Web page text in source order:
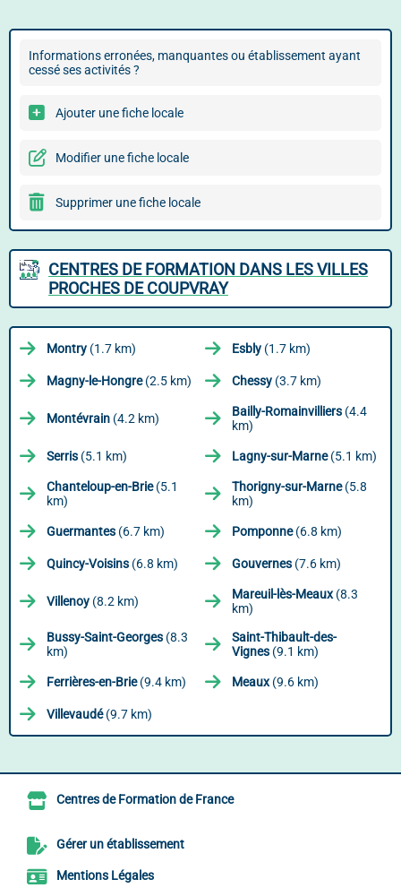
Informations erronées, manquantes ou établissement ayant
cessé ses activités ?
Ajouter une fiche locale
Modifier une fiche locale
Supprimer une fiche locale
CENTRES DE FORMATION DANS LES VILLES
PROCHES DE COUPVRAY
Montry (1.7 km) Esbly (1.7 km)
Magny-le-Hongre(2.5 km) Chessy (3.7 km)
Montévrain (4.2 km) Bailly-Romainvilliers (4.4
km)
Serris (5.1 km) Lagny-sur-Marne(5.1 km)
Chanteloup-en-Brie(5.1
km)
Thorigny-sur-Marne(5.8
km)
Guermantes (6.7 km) Pomponne(6.8 km)
Quincy-Voisins (6.8 km) Gouvernes (7.6 km)
Villenoy (8.2 km) Mareuil-lès-Meaux(8.3
km)
Bussy-Saint-Georges (8.3
km)
Saint-Thibault-des-
Vignes (9.1 km)
Ferrières-en-Brie(9.4 km) Meaux(9.6 km)
Villevaudé(9.7 km)
Centres de Formation de France
Gérer un établissement
Mentions Légales